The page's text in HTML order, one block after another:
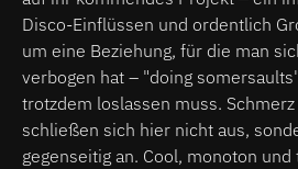
Disco-Einflüssen und ordentlich
um eine Beziehung, für die man
verbogen hat – "doing
trotzdem loslassen muss. Schmerz
schließen sich hier nicht aus,
gegenseitig an. Cool, monoton